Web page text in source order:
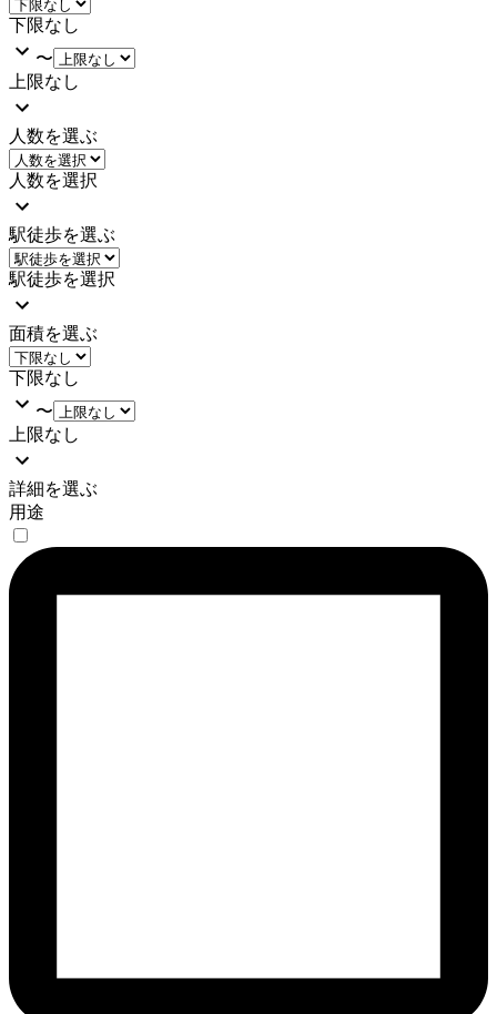
下限なし
〜
上限なし
人数を選ぶ
人数を選択
駅徒歩を選ぶ
駅徒歩を選択
面積を選ぶ
下限なし
〜
上限なし
詳細を選ぶ
用途